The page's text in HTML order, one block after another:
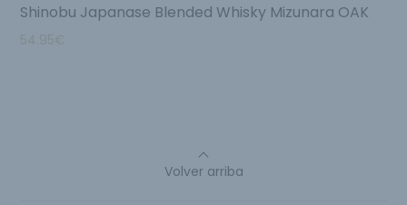
Shinobu Japanase Blended Whisky Mizunara OAK
54.95€
Volver arriba